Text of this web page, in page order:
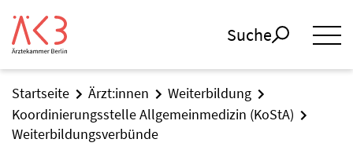
Suche
Startseite Ärzt:innen
Weiterbildung
Koordinierungsstelle Allgemeinmedizin (KoStA)
Weiterbildungsverbünde